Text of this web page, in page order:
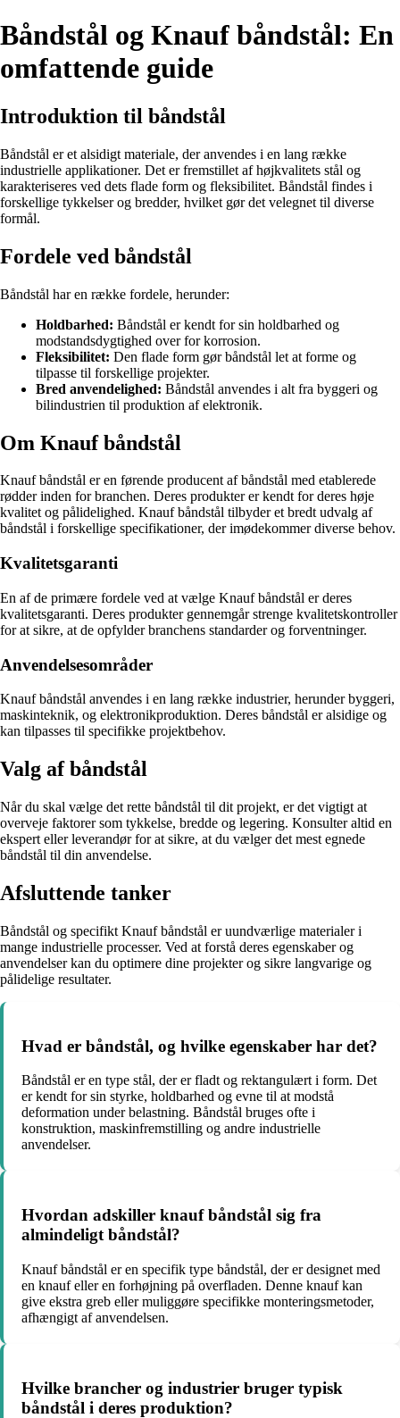
Båndstål og Knauf båndstål: En
omfattende guide
Introduktion til båndstål
Båndstål er et alsidigt materiale, der anvendes i en lang række
industrielle applikationer. Det er fremstillet af højkvalitets stål og
karakteriseres ved dets flade form og fleksibilitet. Båndstål findes i
forskellige tykkelser og bredder, hvilket gør det velegnet til diverse
formål.
Fordele ved båndstål
Båndstål har en række fordele, herunder:
Holdbarhed: Båndstål er kendt for sin holdbarhed og
modstandsdygtighed over for korrosion.
Fleksibilitet: Den flade form gør båndstål let at forme og
tilpasse til forskellige projekter.
Bred anvendelighed: Båndstål anvendes i alt fra byggeri og
bilindustrien til produktion af elektronik.
Om Knauf båndstål
Knauf båndstål er en førende producent af båndstål med etablerede
rødder inden for branchen. Deres produkter er kendt for deres høje
kvalitet og pålidelighed. Knauf båndstål tilbyder et bredt udvalg af
båndstål i forskellige specifikationer, der imødekommer diverse behov.
Kvalitetsgaranti
En af de primære fordele ved at vælge Knauf båndstål er deres
kvalitetsgaranti. Deres produkter gennemgår strenge kvalitetskontroller
for at sikre, at de opfylder branchens standarder og forventninger.
Anvendelsesområder
Knauf båndstål anvendes i en lang række industrier, herunder byggeri,
maskinteknik, og elektronikproduktion. Deres båndstål er alsidige og
kan tilpasses til specifikke projektbehov.
Valg af båndstål
Når du skal vælge det rette båndstål til dit projekt, er det vigtigt at
overveje faktorer som tykkelse, bredde og legering. Konsulter altid en
ekspert eller leverandør for at sikre, at du vælger det mest egnede
båndstål til din anvendelse.
Afsluttende tanker
Båndstål og specifikt Knauf båndstål er uundværlige materialer i
mange industrielle processer. Ved at forstå deres egenskaber og
anvendelser kan du optimere dine projekter og sikre langvarige og
pålidelige resultater.
Hvad er båndstål, og hvilke egenskaber har det?
Båndstål er en type stål, der er fladt og rektangulært i form. Det
er kendt for sin styrke, holdbarhed og evne til at modstå
deformation under belastning. Båndstål bruges ofte i
konstruktion, maskinfremstilling og andre industrielle
anvendelser.
Hvordan adskiller knauf båndstål sig fra
almindeligt båndstål?
Knauf båndstål er en specifik type båndstål, der er designet med
en knauf eller en forhøjning på overfladen. Denne knauf kan
give ekstra greb eller muliggøre specifikke monteringsmetoder,
afhængigt af anvendelsen.
Hvilke brancher og industrier bruger typisk
båndstål i deres produktion?